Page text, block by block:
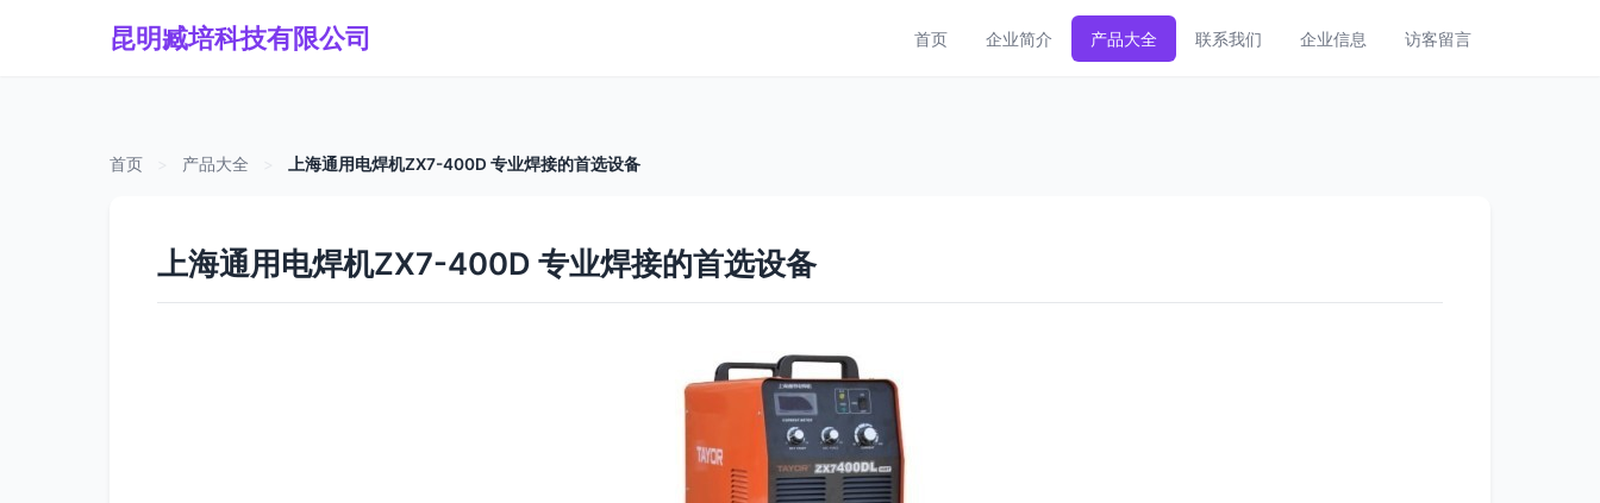
昆明臧培科技有限公司 首页 企业简介 产品大全 联系我们 企业信息 访客留言
首页 产品大全 上海通用电焊机ZX7-400D 专业焊接的首选设备
上海通用电焊机ZX7-400D 专业焊接的首选设备